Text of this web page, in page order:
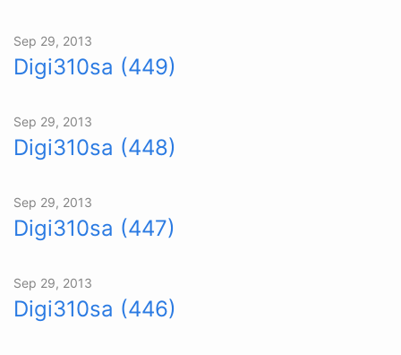
Sep 29, 2013
Digi310sa (449)
Sep 29, 2013
Digi310sa (448)
Sep 29, 2013
Digi310sa (447)
Sep 29, 2013
Digi310sa (446)